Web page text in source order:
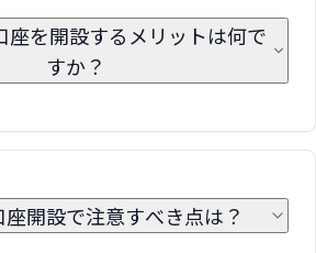
座を開設するメリットは何で
すか？
座開設で注意すべき点は？